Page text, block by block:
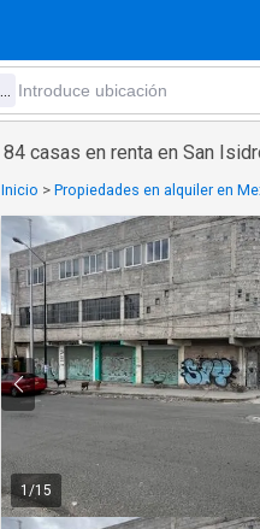
84 casas en renta en San
Inicio > Propiedades en alquiler en
1 /15